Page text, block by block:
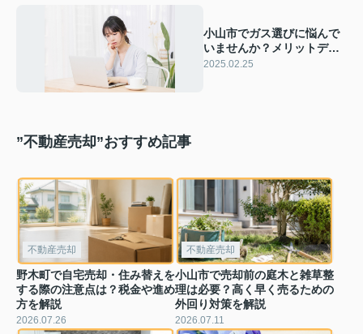
小山市でガス選びに悩んで
いませんか？メリットデメ
リットと費用をご紹介！
2025.02.25
”不動産売却”おすすめ記事
不動産売却
野木町で自宅売却・住み替えを
する際の注意点は？税金や進め
方を解説
2026.07.26
不動産売却
小山市で売却前の庭木と雑草整
理は必要？高く早く売るための
外回り対策を解説
2026.07.11